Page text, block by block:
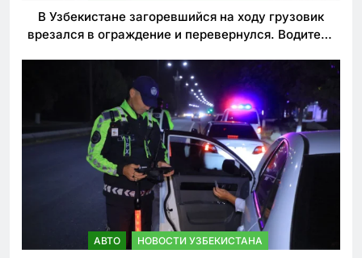
В Узбекистане загоревшийся на ходу грузовик
врезался в ограждение и перевернулся. Водитель
АВТО НОВОСТИ УЗБЕКИСТАНА